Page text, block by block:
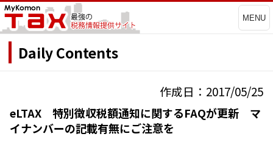
MENU
Daily Contents
作成日：2017/05/25
eLTAX 特別徴収税額通知に関するFAQが更新 マ
イナンバーの記載有無にご注意を